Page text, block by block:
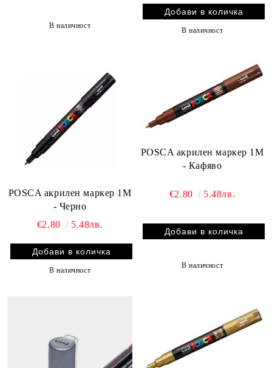
В наличност
В наличност
POSCA акрилен маркер 1M
- Черно
€2.80
5.48лв.
В наличност
POSCA акрилен маркер 1M
- Кафяво
€2.80 5.48лв.
В наличност